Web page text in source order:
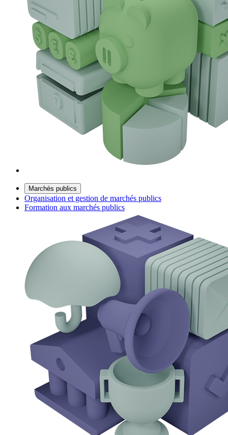
Marchés publics
Organisation et gestion de marchés publics
Formation aux marchés publics